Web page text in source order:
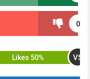
0
50% Likes VS